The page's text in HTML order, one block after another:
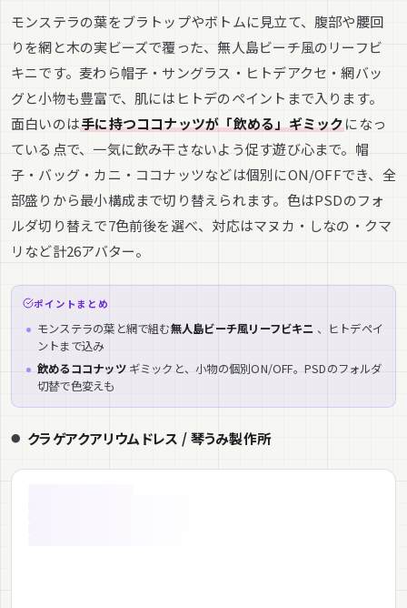
モンステラの葉をブラトップやボトムに見立て、腹部や腰回
りを網と木の実ビーズで覆った、無人島ビーチ風のリーフビ
キニです。麦わら帽子・サングラス・ヒトデアクセ・網バッ
グと小物も豊富で、肌にはヒトデのペイントまで入ります。
面白いのは手に持つココナッツが「飲める」ギミックになっ
ている点で、一気に飲み干さないよう促す遊び心まで。帽
子・バッグ・カニ・ココナッツなどは個別にON/OFFでき、全
部盛りから最小構成まで切り替えられます。色はPSDのフォ
ルダ切り替えで7色前後を選べ、対応はマヌカ・しなの・クマ
リなど計26アバター。
ポイントまとめ
モンステラの葉と網で組む無人島ビーチ風リーフビキニ 、ヒトデペイ
ントまで込み
飲めるココナッツ ギミックと、小物の個別ON/OFF。PSDのフォルダ
切替で色変えも
クラゲアクアリウムドレス / 琴うみ製作所